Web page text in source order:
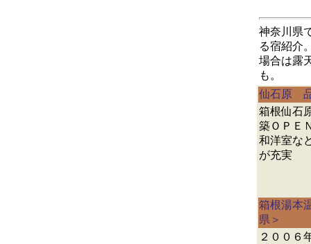
神奈川県
る宿紹介
場合は露
も。
仙石原
箱根仙石
築ＯＰＥ
和洋室な
が充実
箱根湯本
県＞
２００６